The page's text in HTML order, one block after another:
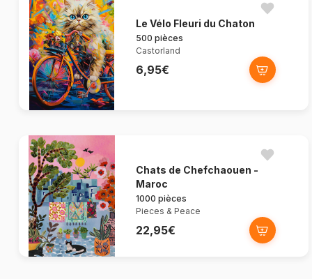
Le Vélo Fleuri du Chaton
500 pièces
Castorland
6,95€
Chats de Chefchaouen -
Maroc
1000 pièces
Pieces & Peace
22,95€